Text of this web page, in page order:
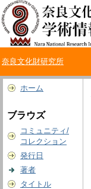
奈良文化財研究所
ホーム
ブラウズ
コミュニティ/
コレクション
発行日
著者
タイトル